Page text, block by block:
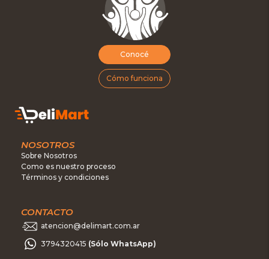
Conocé
Cómo funciona
NOSOTROS
Sobre Nosotros
Como es nuestro proceso
Términos y condiciones
CONTACTO
atencion@delimart.com.ar
3794320415 (Sólo WhatsApp)